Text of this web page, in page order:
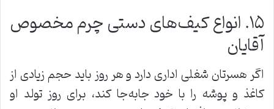
۱۵. انواع کیف‌های دستی چرم مخصوص
آقایان
اگر هسرتان شغلی اداری دارد و هر روز باید حجم زیادی از
کاغذ و پوشه را با خود جابه‌جا کند، برای روز تولد او